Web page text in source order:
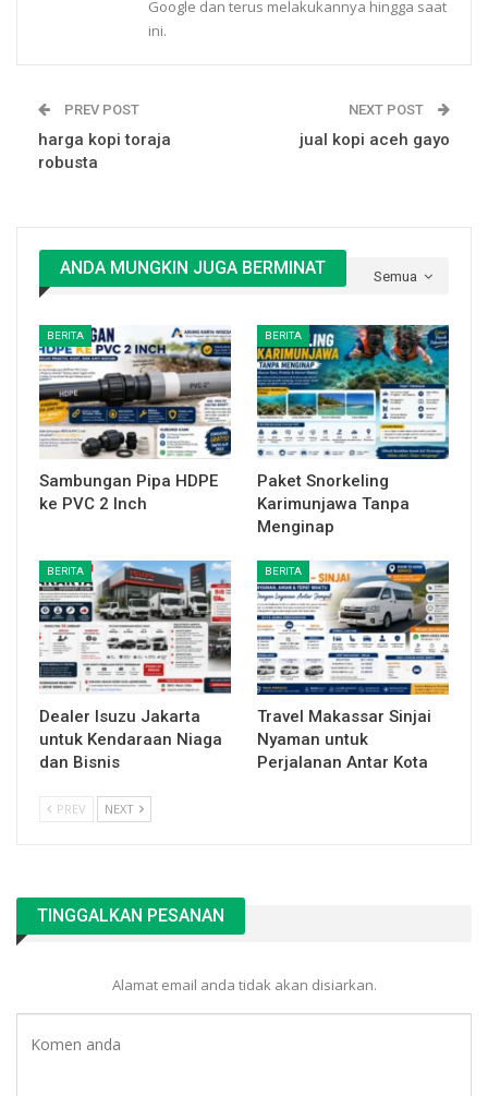
Google dan terus melakukannya hingga saat
ini.
PREV POST
harga kopi toraja
robusta
NEXT POST
jual kopi aceh gayo
Semua
ANDA MUNGKIN JUGA BERMINAT
BERITA
Sambungan Pipa HDPE
ke PVC 2 Inch
BERITA
Paket Snorkeling
Karimunjawa Tanpa
Menginap
BERITA
Dealer Isuzu Jakarta
untuk Kendaraan Niaga
dan Bisnis
BERITA
Travel Makassar Sinjai
Nyaman untuk
Perjalanan Antar Kota
PREV NEXT
TINGGALKAN PESANAN
Alamat email anda tidak akan disiarkan.